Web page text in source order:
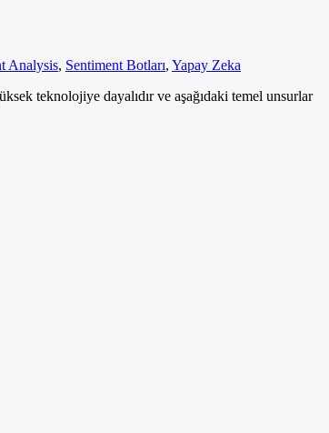
Analysis, Sentiment Botları, Yapay Zeka
teknolojiye dayalıdır ve aşağıdaki temel unsurlar